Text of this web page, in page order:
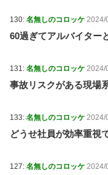
130: 名無しのコロッケ 2024/
60過ぎてアルバイター
131: 名無しのコロッケ 2024/
事故リスクがある現場
133: 名無しのコロッケ 2024/
どうせ社員が効率重視
127: 名無しのコロッケ 2024/